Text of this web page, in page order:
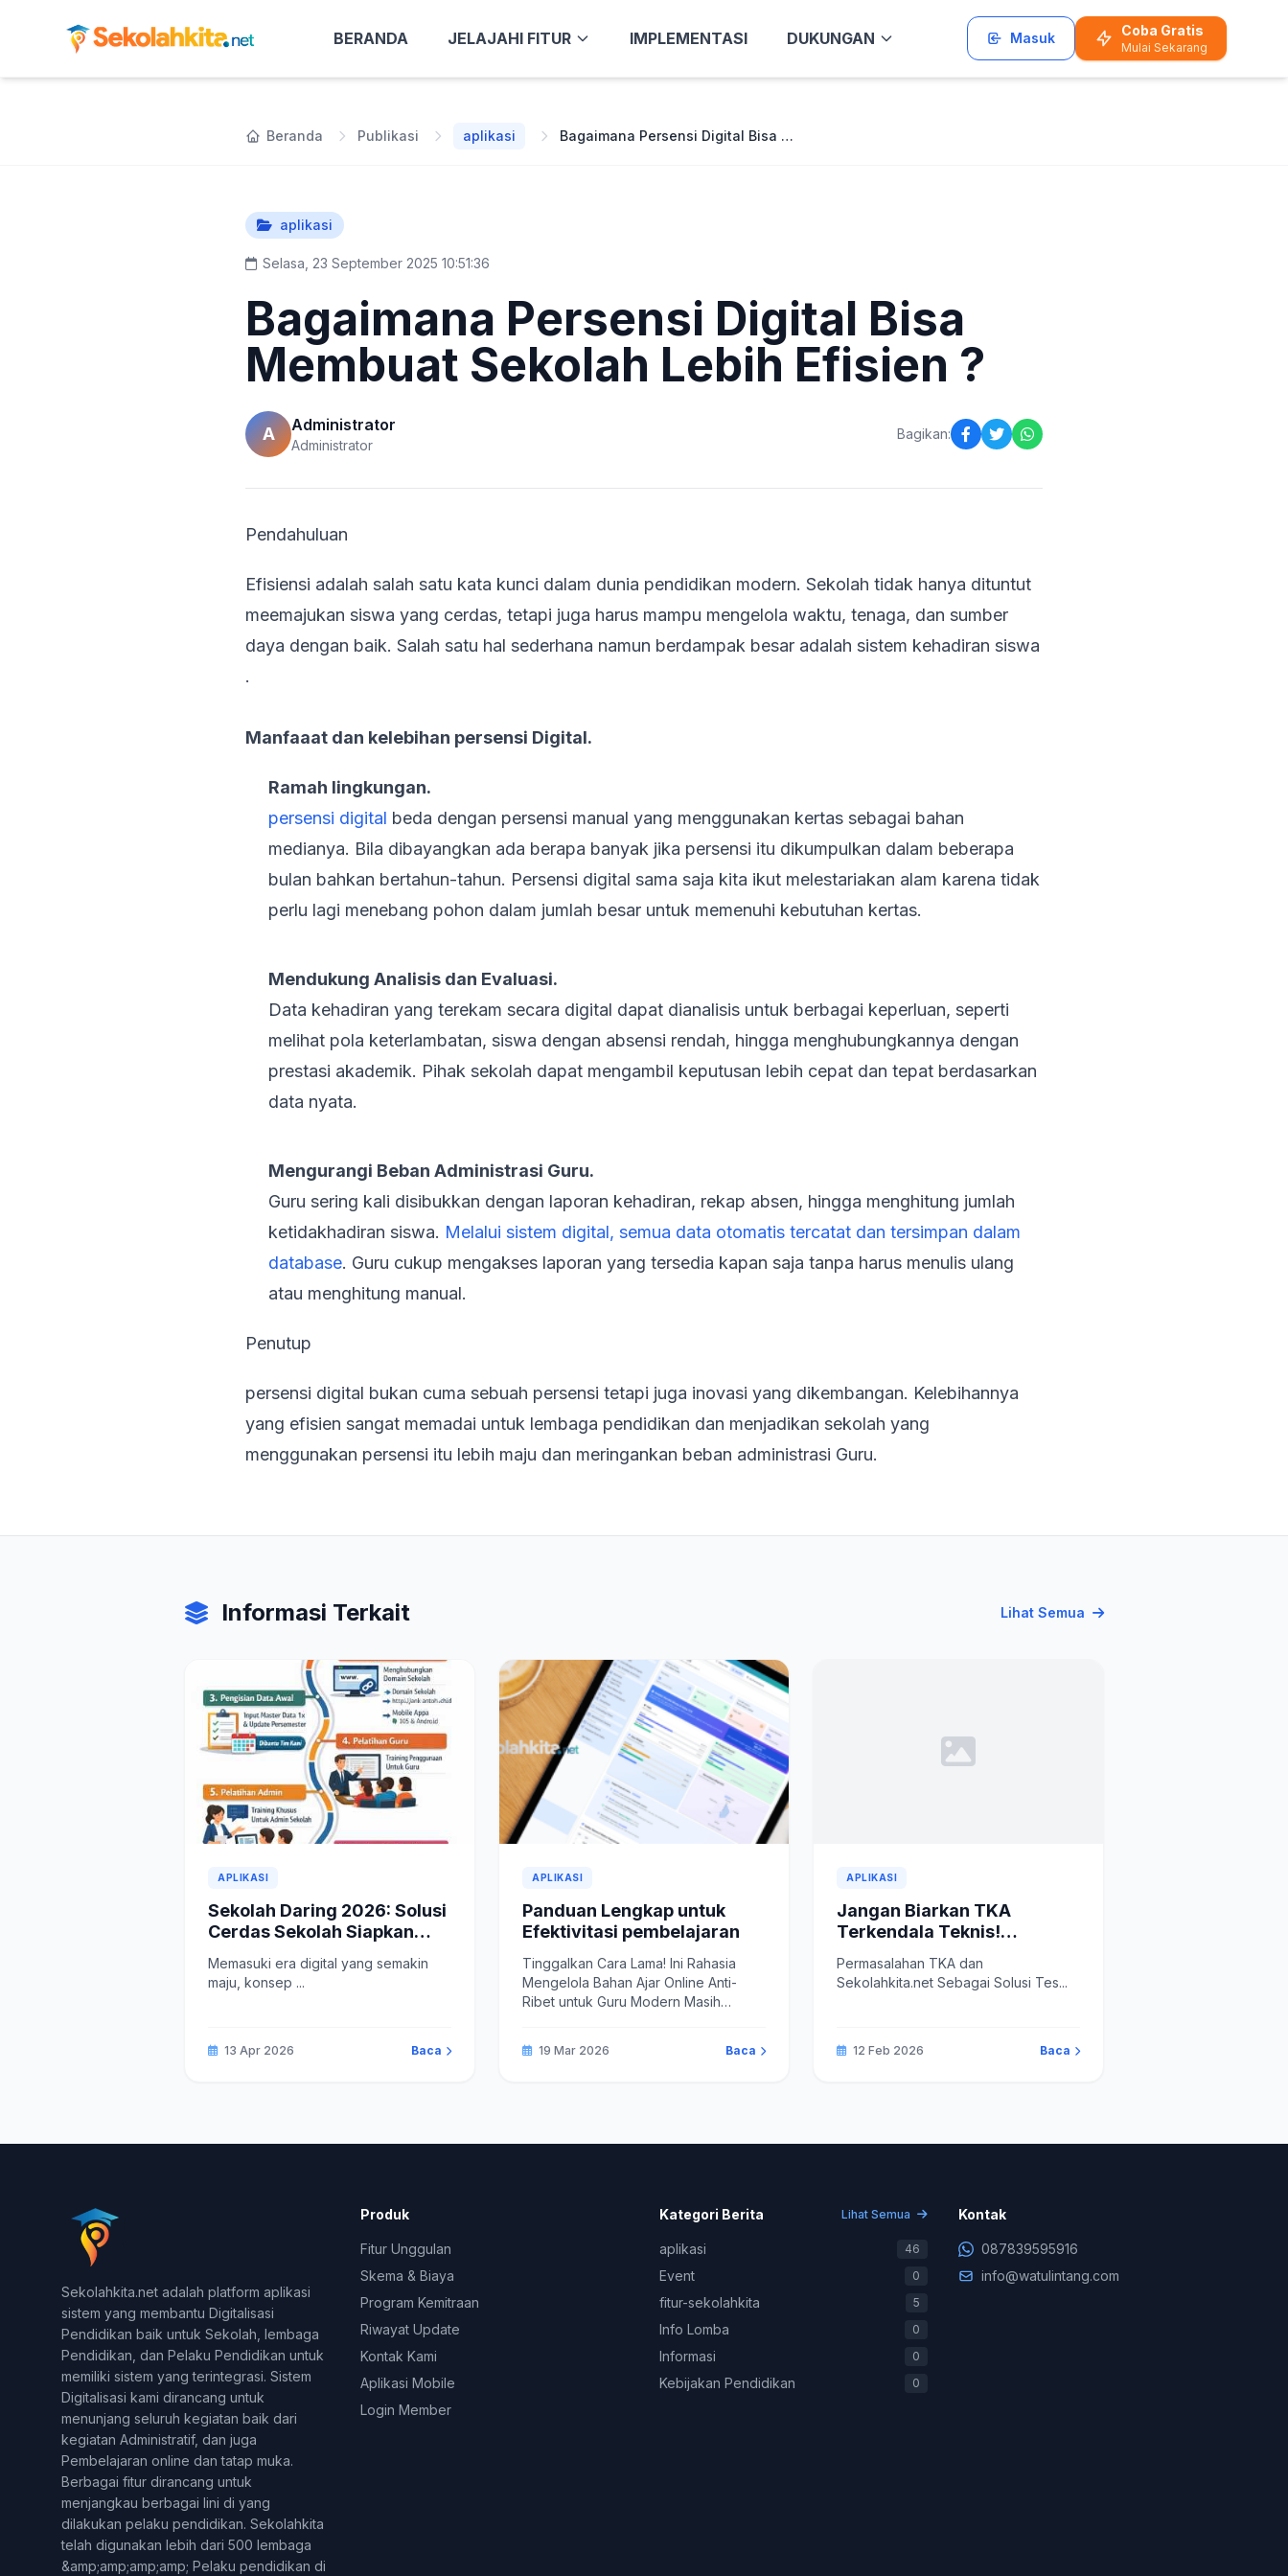
BERANDA JELAJAHI FITUR IMPLEMENTASI DUKUNGAN Masuk Coba Gratis
Mulai Sekarang
Beranda Publikasi aplikasi Bagaimana Persensi Digital Bisa Membuat Sekolah Lebih Efisien ?
aplikasi
Selasa, 23 September 2025 10:51:36
Bagaimana Persensi Digital Bisa
Membuat Sekolah Lebih Efisien ?
A Administrator
Administrator
Bagikan:
Pendahuluan
Efisiensi adalah salah satu kata kunci dalam dunia pendidikan modern. Sekolah tidak hanya dituntut
meemajukan siswa yang cerdas, tetapi juga harus mampu mengelola waktu, tenaga, dan sumber
daya dengan baik. Salah satu hal sederhana namun berdampak besar adalah sistem kehadiran siswa
.
Manfaaat dan kelebihan persensi Digital.
Ramah lingkungan.
persensi digital beda dengan persensi manual yang menggunakan kertas sebagai bahan
medianya. Bila dibayangkan ada berapa banyak jika persensi itu dikumpulkan dalam beberapa
bulan bahkan bertahun-tahun. Persensi digital sama saja kita ikut melestariakan alam karena tidak
perlu lagi menebang pohon dalam jumlah besar untuk memenuhi kebutuhan kertas.
Mendukung Analisis dan Evaluasi.
Data kehadiran yang terekam secara digital dapat dianalisis untuk berbagai keperluan, seperti
melihat pola keterlambatan, siswa dengan absensi rendah, hingga menghubungkannya dengan
prestasi akademik. Pihak sekolah dapat mengambil keputusan lebih cepat dan tepat berdasarkan
data nyata.
Mengurangi Beban Administrasi Guru.
Guru sering kali disibukkan dengan laporan kehadiran, rekap absen, hingga menghitung jumlah
ketidakhadiran siswa. Melalui sistem digital, semua data otomatis tercatat dan tersimpan dalam
database. Guru cukup mengakses laporan yang tersedia kapan saja tanpa harus menulis ulang
atau menghitung manual.
Penutup
persensi digital bukan cuma sebuah persensi tetapi juga inovasi yang dikembangan. Kelebihannya
yang efisien sangat memadai untuk lembaga pendidikan dan menjadikan sekolah yang
menggunakan persensi itu lebih maju dan meringankan beban administrasi Guru.
Informasi Terkait Lihat Semua
APLIKASI
Sekolah Daring 2026: Solusi
Cerdas Sekolah Siapkan
Hybrid
Memasuki era digital yang semakin
maju, konsep ...
13 Apr 2026 Baca
APLIKASI
Panduan Lengkap untuk
Efektivitasi pembelajaran
Tinggalkan Cara Lama! Ini Rahasia
Mengelola Bahan Ajar Online Anti-
Ribet untuk Guru Modern Masih
19 Mar 2026 Baca
APLIKASI
Jangan Biarkan TKA
Terkendala Teknis!
Wujudkan Pelaksanaan TKA
Permasalahan TKA dan
Sekolahkita.net Sebagai Solusi Tes...
12 Feb 2026 Baca
Sekolahkita.net adalah platform aplikasi
sistem yang membantu Digitalisasi
Pendidikan baik untuk Sekolah, lembaga
Pendidikan, dan Pelaku Pendidikan untuk
memiliki sistem yang terintegrasi. Sistem
Digitalisasi kami dirancang untuk
menunjang seluruh kegiatan baik dari
kegiatan Administratif, dan juga
Pembelajaran online dan tatap muka.
Berbagai fitur dirancang untuk
menjangkau berbagai lini di yang
dilakukan pelaku pendidikan. Sekolahkita
telah digunakan lebih dari 500 lembaga
&amp;amp;amp;amp; Pelaku pendidikan di
Produk
Fitur Unggulan
Skema & Biaya
Program Kemitraan
Riwayat Update
Kontak Kami
Aplikasi Mobile
Login Member
Kategori Berita Lihat Semua
aplikasi 46
Event 0
fitur-sekolahkita 5
Info Lomba 0
Informasi 0
Kebijakan Pendidikan 0
Kontak
087839595916
info@watulintang.com